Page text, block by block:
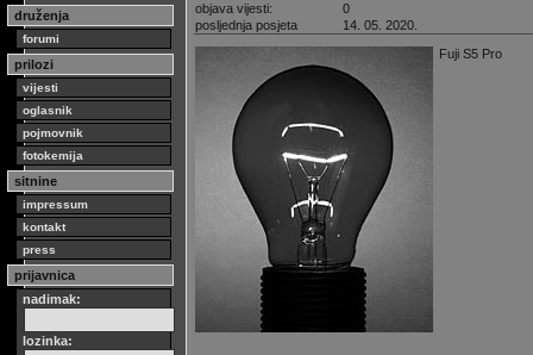
druženja
forumi
prilozi
vijesti
oglasnik
pojmovnik
fotokemija
sitnine
impressum
kontakt
press
prijavnica
nadimak:
lozinka:
objava vijesti:
0
posljednja posjeta
14. 05. 2020.
Fuji S5 Pro